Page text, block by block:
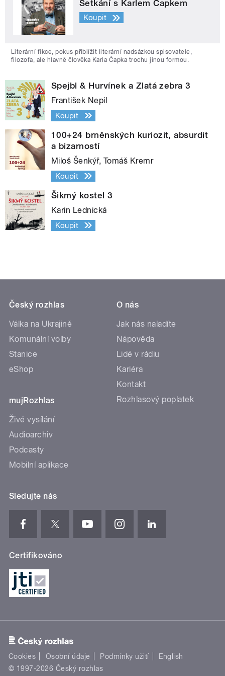
Setkání s Karlem Čapkem
Koupit
Literární fikce, pokus přiblížit literární nadsázkou spisovatele,
filozofa, ale hlavně člověka Karla Čapka trochu jinou formou.
Spejbl & Hurvínek a Zlatá zebra 3
František Nepil
Koupit
100+24 brněnských kuriozit, absurdit
a bizarností
Miloš Šenkýř, Tomáš Kremr
Koupit
Šikmý kostel 3
Karin Lednická
Koupit
Český rozhlas
Válka na Ukrajině
Komunální volby
Stanice
eShop
mujRozhlas
Živé vysílání
Audioarchiv
Podcasty
Mobilní aplikace
O nás
Jak nás naladíte
Nápověda
Lidé v rádiu
Kariéra
Kontakt
Rozhlasový poplatek
Sledujte nás
Certifikováno
Cookies Osobní údaje Podmínky užití
English
© 1997-2026 Český rozhlas